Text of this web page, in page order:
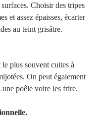
surfaces. Choisir des tripes
et assez épaisses, écarter
au teint grisâtre.
plus souvent cuites à
On peut également
une poêle voire les frire.